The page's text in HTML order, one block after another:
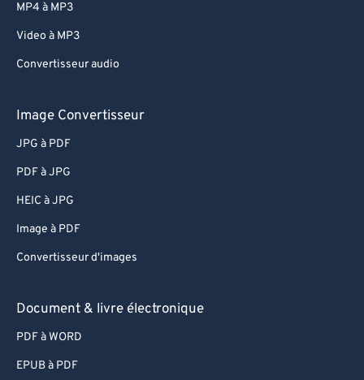
MP4 à MP3
Video à MP3
Convertisseur audio
Image Convertisseur
JPG à PDF
PDF à JPG
HEIC à JPG
Image à PDF
Convertisseur d'images
Document & livre électronique
PDF à WORD
EPUB à PDF